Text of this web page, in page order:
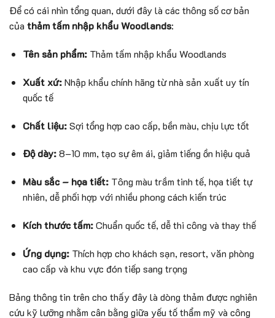
Để có cái nhìn tổng quan, dưới đây là các thông số cơ bản
của thảm tấm nhập khẩu Woodlands:
Tên sản phẩm: Thảm tấm nhập khẩu Woodlands
Xuất xứ:Nhập khẩu chính hãng từ nhà sản xuất uy tín
quốc tế
Chất liệu:Sợi tổng hợp cao cấp, bền màu, chịu lực tốt
Độ dày:8–10 mm, tạo sự êm ái, giảm tiếng ồn hiệu quả
Màu sắc – họa tiết: Tông màu trầm tinh tế, họa tiết tự
nhiên, dễ phối hợp với nhiều phong cách kiến trúc
Kích thước tấm:Chuẩn quốc tế, dễ thi công và thay thế
Ứng dụng: Thích hợp cho khách sạn, resort, văn phòng
cao cấp và khu vực đón tiếp sang trọng
Bảng thông tin trên cho thấy đây là dòng thảm được nghiên
cứu kỹ lưỡng nhằm cân bằng giữa yếu tố thẩm mỹ và công